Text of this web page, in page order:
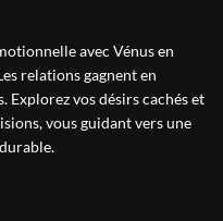
avec Vénus en
relations gagnent en
Explorez vos désirs cachés et
vous guidant vers une